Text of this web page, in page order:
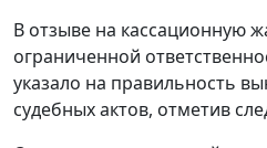
В отзыве на кассационную
ограниченной
указало на правильность
судебных актов, отметив